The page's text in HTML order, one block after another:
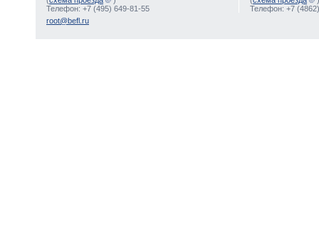
Телефон: +7 (495) 649-81-55
Телефон: +7
root@befl.ru